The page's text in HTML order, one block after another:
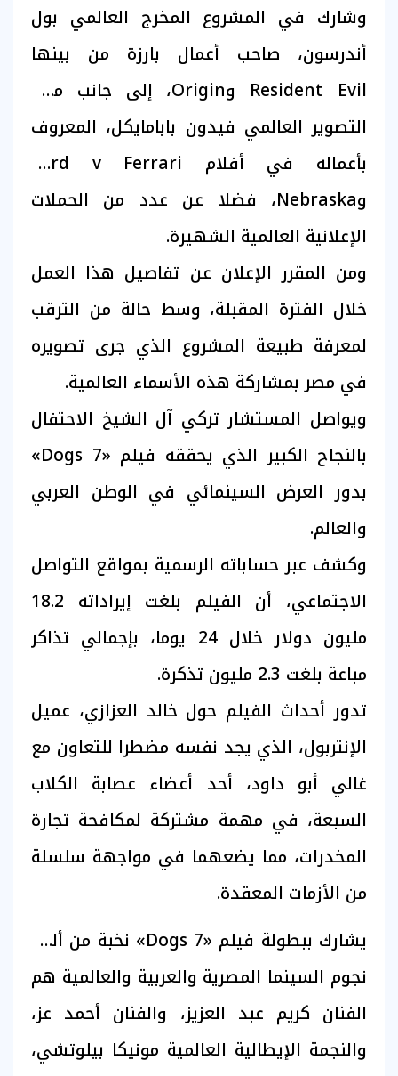
وشارك في المشروع المخرج العالمي بول
أندرسون، صاحب أعمال بارزة من بينها
Resident Evil وOrigin، إلى جانب مدير
التصوير العالمي فيدون بابامايكل، المعروف
بأعماله في أفلام Ford v Ferrari
وNebraska، فضلا عن عدد من الحملات
الإعلانية العالمية الشهيرة.
ومن المقرر الإعلان عن تفاصيل هذا العمل
خلال الفترة المقبلة، وسط حالة من الترقب
لمعرفة طبيعة المشروع الذي جرى تصويره
في مصر بمشاركة هذه الأسماء العالمية.
ويواصل المستشار تركي آل الشيخ الاحتفال
بالنجاح الكبير الذي يحققه فيلم «7 Dogs»
بدور العرض السينمائي في الوطن العربي
والعالم.
وكشف عبر حساباته الرسمية بمواقع التواصل
الاجتماعي، أن الفيلم بلغت إيراداته 18.2
مليون دولار خلال 24 يوما، بإجمالي تذاكر
مباعة بلغت 2.3 مليون تذكرة.
تدور أحداث الفيلم حول خالد العزازي، عميل
الإنتربول، الذي يجد نفسه مضطرا للتعاون مع
غالي أبو داود، أحد أعضاء عصابة الكلاب
السبعة، في مهمة مشتركة لمكافحة تجارة
المخدرات، مما يضعهما في مواجهة سلسلة
من الأزمات المعقدة.
يشارك ببطولة فيلم «7 Dogs» نخبة من ألمع
نجوم السينما المصرية والعربية والعالمية هم
الفنان كريم عبد العزيز، والفنان أحمد عز،
والنجمة الإيطالية العالمية مونيكا بيلوتشي،